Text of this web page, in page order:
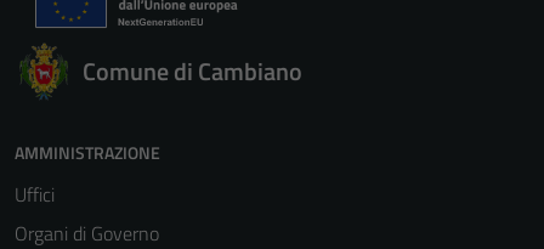
Comune di Cambiano
AMMINISTRAZIONE
Uffici
Organi di Governo